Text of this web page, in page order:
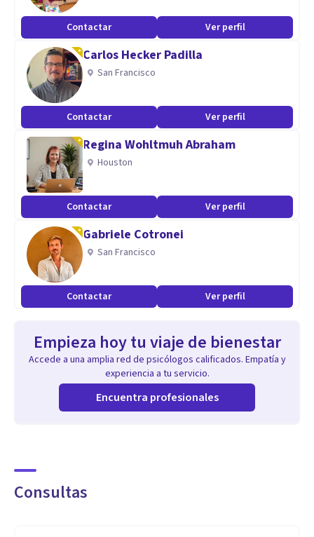
Contactar Ver perfil
Carlos Hecker Padilla
San Francisco
Contactar Ver perfil
Regina Wohltmuh Abraham
Houston
Contactar Ver perfil
Gabriele Cotronei
San Francisco
Contactar Ver perfil
Empieza hoy tu viaje de bienestar
Accede a una amplia red de psicólogos calificados. Empatía y
experiencia a tu servicio.
Encuentra profesionales
Consultas